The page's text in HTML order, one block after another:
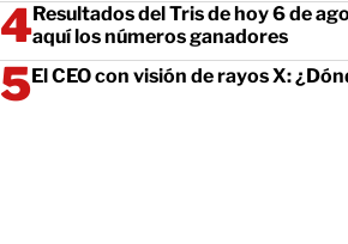
Resultados del Tris de hoy 6 de
aquí los números ganadores
El CEO con visión de rayos X: